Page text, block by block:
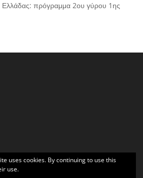
πρόγραμμα 2ου γύρου 1ης
uses cookies. By continuing to use this
use.